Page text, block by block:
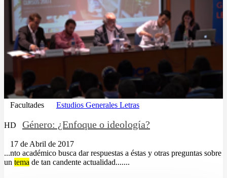
Facultades Estudios Generales Letras
HD Género: ¿Enfoque o ideología?
17 de Abril de 2017
...nto académico busca dar respuestas a éstas y otras preguntas sobre
un tema de tan candente actualidad.......